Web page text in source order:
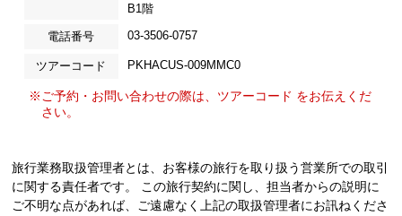
B1階
電話番号 03-3506-0757
ツアーコード PKHACUS-009MMC0
※ご予約・お問い合わせの際は、ツアーコード をお伝えくだ
さい。
旅行業務取扱管理者とは、お客様の旅行を取り扱う営業所での取引
に関する責任者です。 この旅行契約に関し、担当者からの説明に
ご不明な点があれば、ご遠慮なく上記の取扱管理者にお訊ねくださ